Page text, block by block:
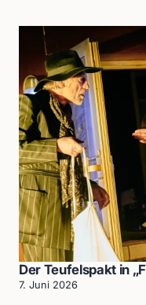
Der Teufelspakt in
7. Juni 2026